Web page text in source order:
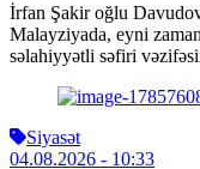
İrfan Şakir oğlu
Malayziyada, eyni
səlahiyyətli səfiri
Siyasət
04.08.2026 - 10:33